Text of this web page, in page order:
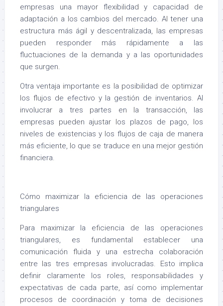
empresas una mayor flexibilidad y capacidad de
adaptación a los cambios del mercado. Al tener una
estructura más ágil y descentralizada, las empresas
pueden responder más rápidamente a las
fluctuaciones de la demanda y a las oportunidades
que surgen.
Otra ventaja importante es la posibilidad de optimizar
los flujos de efectivo y la gestión de inventarios. Al
involucrar a tres partes en la transacción, las
empresas pueden ajustar los plazos de pago, los
niveles de existencias y los flujos de caja de manera
más eficiente, lo que se traduce en una mejor gestión
financiera.
Cómo maximizar la eficiencia de las operaciones
triangulares
Para maximizar la eficiencia de las operaciones
triangulares, es fundamental establecer una
comunicación fluida y una estrecha colaboración
entre las tres empresas involucradas. Esto implica
definir claramente los roles, responsabilidades y
expectativas de cada parte, así como implementar
procesos de coordinación y toma de decisiones